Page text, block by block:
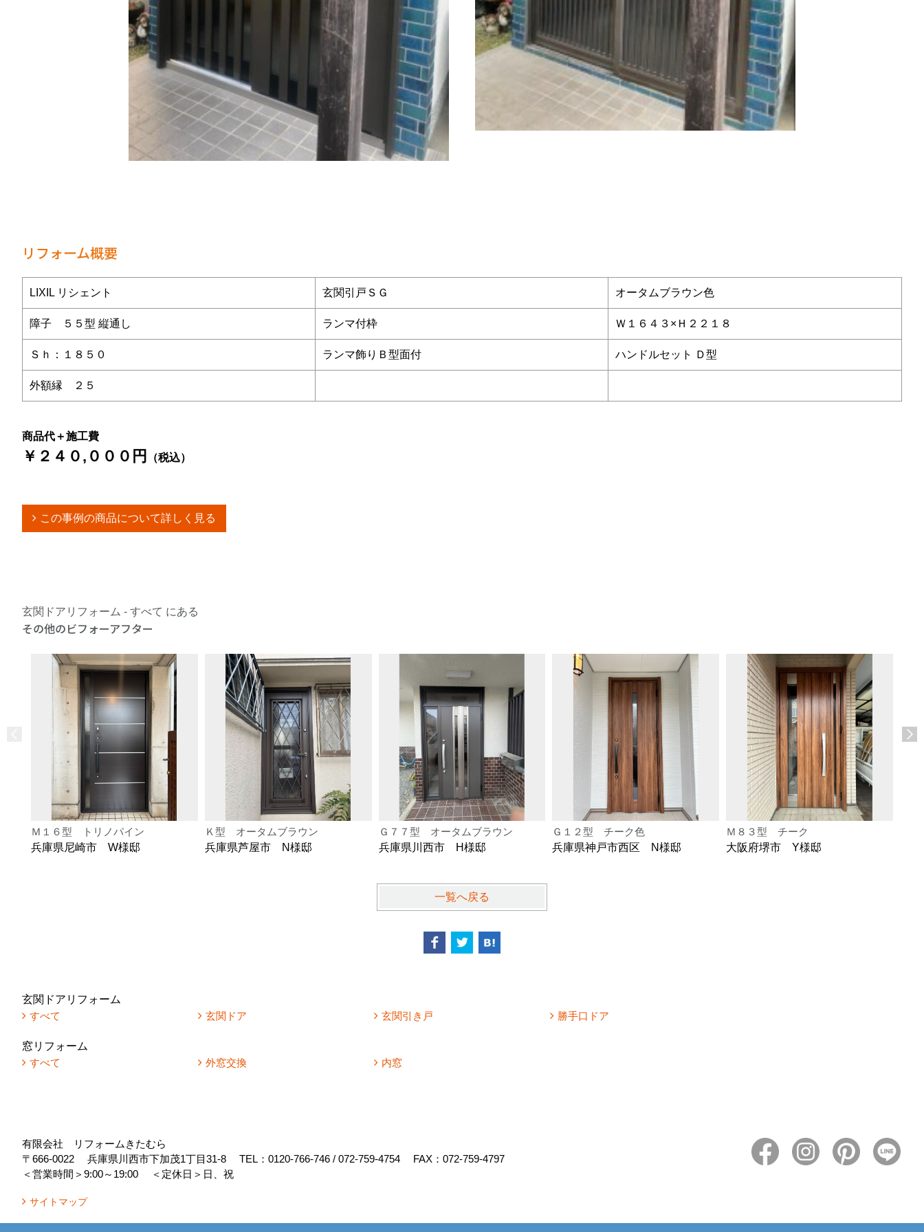
リフォーム概要
LIXIL リシェント 玄関引戸ＳＧ オータムブラウン色
障子 ５５型 縦通し ランマ付枠 Ｗ１６４３×Ｈ２２１８
Ｓｈ：１８５０ ランマ飾りＢ型面付 ハンドルセット Ｄ型
外額縁 ２５
商品代＋施工費
￥２４０,０００円 （税込）
この事例の商品について詳しく見る
玄関ドアリフォーム - すべて にある
その他のビフォーアフター
Ｍ１６型 トリノパイン
兵庫県尼崎市 W様邸
Ｋ型 オータムブラウン
兵庫県芦屋市 N様邸
Ｇ７７型 オータムブラウン
兵庫県川西市 H様邸
Ｇ１２型 チーク色
兵庫県神戸市西区 N様邸
Ｍ８３型 チーク
大阪府堺市 Y様邸
一覧へ戻る
玄関ドアリフォーム
すべて
玄関ドア 玄関引き戸 勝手口ドア
窓リフォーム
すべて
外窓交換 内窓
有限会社 リフォームきたむら
〒666-0022
兵庫県川西市下加茂1丁目31-8 TEL： 0120-766-746 / 072-759-4754
FAX：072-759-4797
＜営業時間＞9:00～19:00
＜定休日＞日、祝
サイトマップ